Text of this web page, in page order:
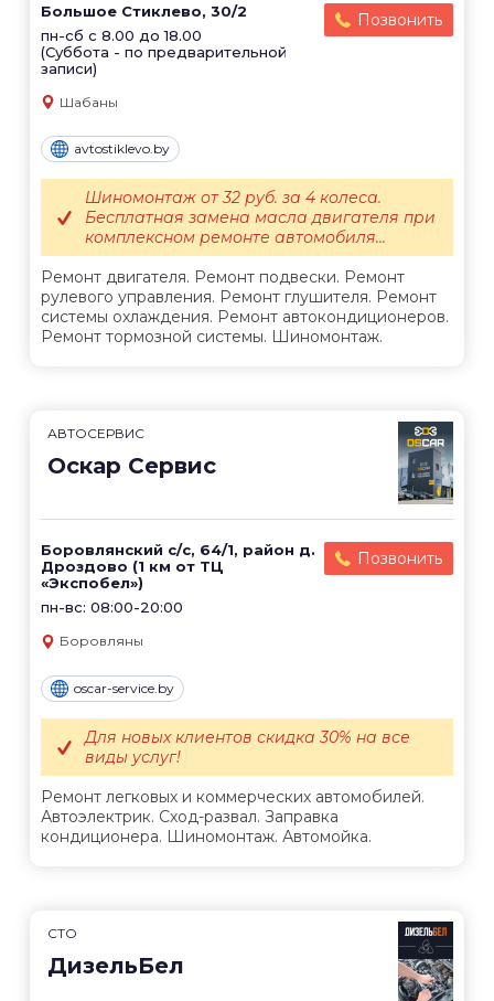
Большое Стиклево, 30/2
пн-сб с 8.00 до 18.00
(Суббота - по предварительной
записи)
Позвонить
Шабаны
avtostiklevo.by
Ремонт двигателя. Ремонт подвески. Ремонт
рулевого управления. Ремонт глушителя. Ремонт
системы охлаждения. Ремонт автокондиционеров.
Ремонт тормозной системы. Шиномонтаж.
Шиномонтаж от 32 руб. за 4 колеса.
Бесплатная замена масла двигателя при
комплексном ремонте автомобиля...
АВТОСЕРВИС
Оскар Сервис
Боровлянский с/с, 64/1, район д.
Дроздово (1 км от ТЦ
«Экспобел»)
пн-вс: 08:00-20:00
Позвонить
Боровляны
oscar-service.by
Ремонт легковых и коммерческих автомобилей.
Автоэлектрик. Сход-развал. Заправка
кондиционера. Шиномонтаж. Автомойка.
Для новых клиентов скидка 30% на все
виды услуг!
СТО
ДизельБел